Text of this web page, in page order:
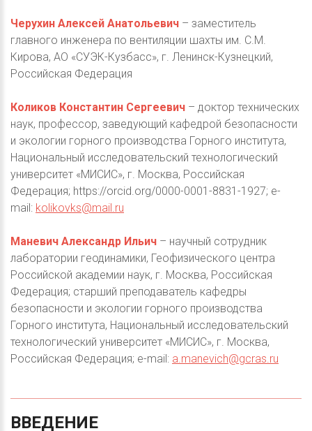
Черухин Алексей Анатольевич – заместитель
главного инженера по вентиляции шахты им. С.М.
Кирова, АО «СУЭК-Кузбасс», г. Ленинск-Кузнецкий,
Российская Федерация
Коликов Константин Сергеевич – доктор технических
наук, профессор, заведующий кафедрой безопасности
и экологии горного производства Горного института,
Национальный исследовательский технологический
университет «МИСИС», г. Москва, Российская
Федерация; https://orcid.org/0000-0001-8831-1927; e-
mail: kolikovks@mail.ru
Маневич Александр Ильич – научный сотрудник
лаборатории геодинамики, Геофизического центра
Российской академии наук, г. Москва, Российская
Федерация; старший преподаватель кафедры
безопасности и экологии горного производства
Горного института, Национальный исследовательский
технологический университет «МИСИС», г. Москва,
Российская Федерация; e-mail: a.manevich@gcras.ru
ВВЕДЕНИЕ